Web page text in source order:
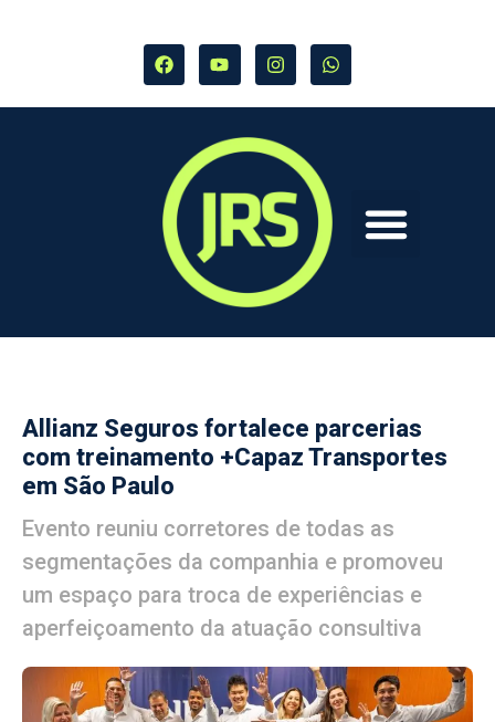
Allianz Seguros fortalece parcerias
com treinamento +Capaz Transportes
em São Paulo
Evento reuniu corretores de todas as
segmentações da companhia e promoveu
um espaço para troca de experiências e
aperfeiçoamento da atuação consultiva